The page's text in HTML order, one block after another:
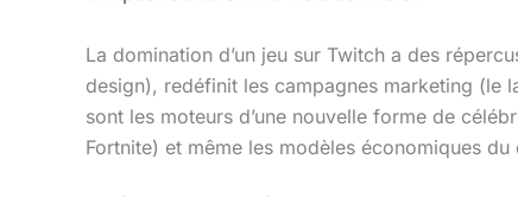
La domination d’un jeu sur Twitch a des
design), redéfinit les campagnes marketing (le
sont les moteurs d’une nouvelle forme de
Fortnite) et même les modèles économiques